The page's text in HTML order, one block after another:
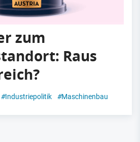
zum
Raus
#Industriepolitik #Maschinenbau